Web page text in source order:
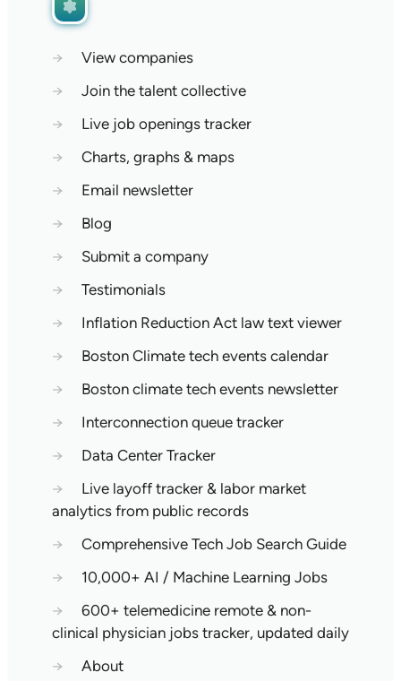
→
View companies
→
Join the talent collective
→
Live job openings tracker
→
Charts, graphs & maps
→
Email newsletter
→
Blog
→
Submit a company
→
Testimonials
→
Inflation Reduction Act law text viewer
→
Boston Climate tech events calendar
→
Boston climate tech events newsletter
→
Interconnection queue tracker
→
Data Center Tracker
→
Live layoff tracker & labor market
analytics from public records
→
Comprehensive Tech Job Search Guide
→
10,000+ AI / Machine Learning Jobs
→
600+ telemedicine remote & non-
clinical physician jobs tracker, updated daily
→
About